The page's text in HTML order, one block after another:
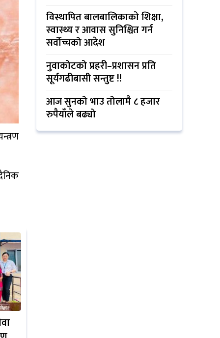
विस्थापित बालबालिकाको शिक्षा,
स्वास्थ्य र आवास सुनिश्चित गर्न
सर्वोच्चको आदेश
नुवाकोटको प्रहरी–प्रशासन प्रति
सूर्यगढीबासी सन्तुष्ट !!
आज सुनको भाउ तोलामै ८ हजार
रुपैयाँले बढ्यो